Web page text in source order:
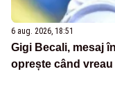
6 aug. 2026, 18:51
Gigi Becali, mesaj
oprește când